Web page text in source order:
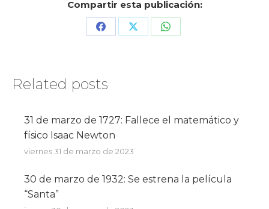
Compartir esta publicación:
Share Share Share
Related posts
31 de marzo de 1727: Fallece el matemático y
físico Isaac Newton
viernes 31 de marzo de 2023
30 de marzo de 1932: Se estrena la película
“Santa”